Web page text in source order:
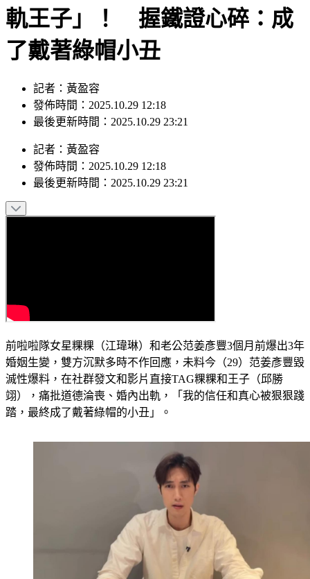
軌王子」！ 握鐵證心碎：成
了戴著綠帽小丑
記者：黃盈容
發佈時間：2025.10.29 12:18
最後更新時間：2025.10.29 23:21
記者 ： 黃盈容
發佈時間： 2025.10.29 12:18
最後更新時間： 2025.10.29 23:21
前啦啦隊女星粿粿（江瑋琳）和老公范姜彥豐3個月前爆出3年
婚姻生變，雙方沉默多時不作回應，未料今（29）范姜彥豐毀
滅性爆料，在社群發文和影片直接TAG粿粿和王子（邱勝
翊），痛批道德淪喪、婚內出軌，「我的信任和真心被狠狠踐
踏，最終成了戴著綠帽的小丑」。